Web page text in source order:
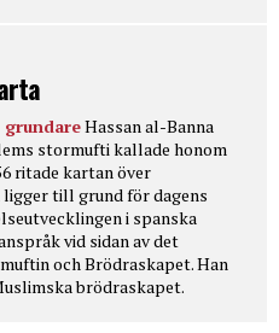
grundareHassan al-Banna
stormufti kallade honom
ritade kartan över
till grund för dagens
i spanska
vid sidan av det
och Brödraskapet. Han
brödraskapet.